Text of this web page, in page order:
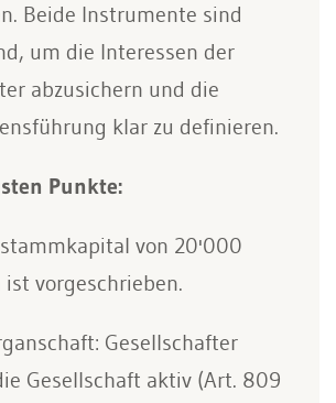
Beide Instrumente sind
um die Interessen der
abzusichern und die
klar zu definieren.
Punkte:
von 20'000
ist vorgeschrieben.
Gesellschafter
Gesellschaft aktiv (Art. 809